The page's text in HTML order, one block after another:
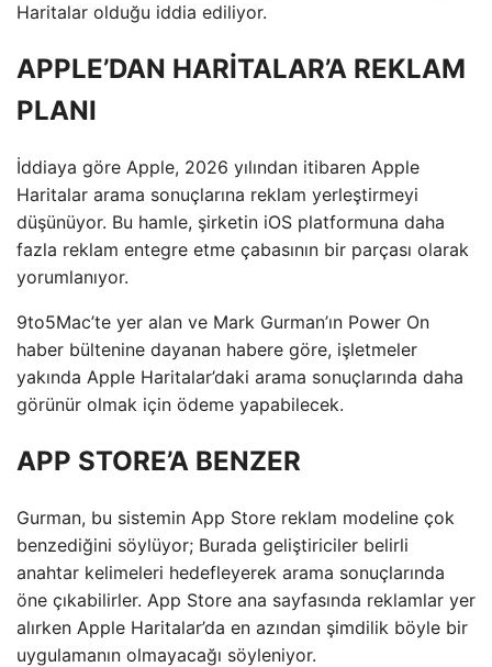
Haritalar olduğu iddia ediliyor.
APPLE’DAN HARİTALAR’A REKLAM
PLANI
İddiaya göre Apple, 2026 yılından itibaren Apple
Haritalar arama sonuçlarına reklam yerleştirmeyi
düşünüyor. Bu hamle, şirketin iOS platformuna daha
fazla reklam entegre etme çabasının bir parçası olarak
yorumlanıyor.
9to5Mac’te yer alan ve Mark Gurman’ın Power On
haber bültenine dayanan habere göre, işletmeler
yakında Apple Haritalar’daki arama sonuçlarında daha
görünür olmak için ödeme yapabilecek.
APP STORE’A BENZER
Gurman, bu sistemin App Store reklam modeline çok
benzediğini söylüyor; Burada geliştiriciler belirli
anahtar kelimeleri hedefleyerek arama sonuçlarında
öne çıkabilirler. App Store ana sayfasında reklamlar yer
alırken Apple Haritalar’da en azından şimdilik böyle bir
uygulamanın olmayacağı söyleniyor.